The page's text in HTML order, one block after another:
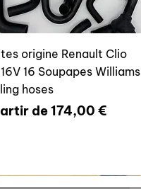
origine Renault Clio
16 Soupapes Williams
hoses
de174,00 €
promotionnel